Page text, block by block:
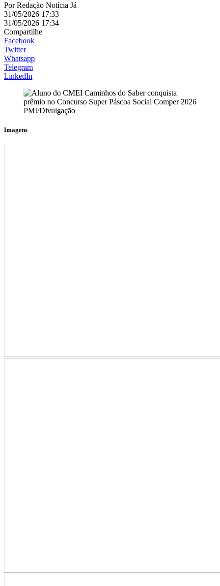
PorRedação Notícia Já
31/05/2026 17:33
31/05/2026 17:34
Compartilhe
Facebook
Twitter
Whatsapp
Telegram
LinkedIn
PMI/Divulgação
Imagens